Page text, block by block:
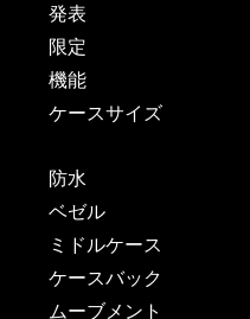
発表
限定
機能
ケースサイズ
防水
ベゼル
ミドルケース
ケースバック
ムーブメント